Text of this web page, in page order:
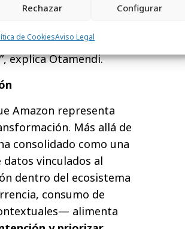
Rechazar Configurar
de CookiesAviso Legal
y campañas
ya no es la búsqueda.
”, explica Otamendi.
Amazon representa
Más allá de
consolidado como una
vinculados al
dentro del ecosistema
consumo de
alimenta